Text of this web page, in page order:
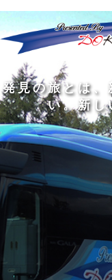
旅 の
発見の旅と は
い。 新 し
人間の幅を広
い、 本 を
私は旅
旅 の
どんなに洗 練
くてし ょう
旅をするの は
旅は 真